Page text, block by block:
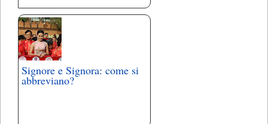
Signore e Signora: come si
abbreviano?